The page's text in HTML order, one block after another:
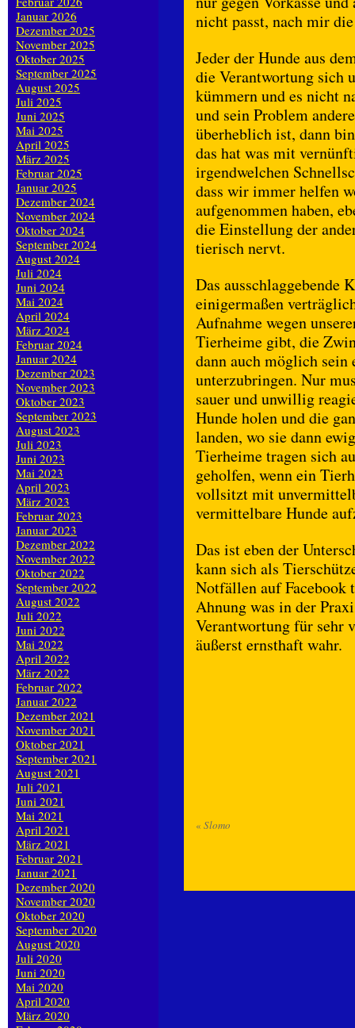
nicht passt, nach mir
Jeder der Hunde aus
die Verantwortung sich
kümmern und es nicht
und sein Problem
überheblich ist, dann
das hat was mit
irgendwelchen
dass wir immer helfen
aufgenommen haben,
die Einstellung der
tierisch nervt.
Das ausschlaggebende
einigermaßen
Aufnahme wegen
Tierheime gibt, die
dann auch möglich
unterzubringen. Nur
sauer und unwillig
Hunde holen und die
landen, wo sie dann
Tierheime tragen sich
geholfen, wenn ein
vollsitzt mit
vermittelbare Hunde
Das ist eben der
kann sich als
Notfällen auf Facebook
Ahnung was in der
Verantwortung für sehr
äußerst ernsthaft wahr.
« Slomo
Januar 2026
Dezember 2025
November 2025
Oktober 2025
September 2025
August 2025
Juli 2025
Juni 2025
Mai 2025
April 2025
März 2025
Februar 2025
Januar 2025
Dezember 2024
November 2024
Oktober 2024
September 2024
August 2024
Juli 2024
Juni 2024
Mai 2024
April 2024
März 2024
Februar 2024
Januar 2024
Dezember 2023
November 2023
Oktober 2023
September 2023
August 2023
Juli 2023
Juni 2023
Mai 2023
April 2023
März 2023
Februar 2023
Januar 2023
Dezember 2022
November 2022
Oktober 2022
September 2022
August 2022
Juli 2022
Juni 2022
Mai 2022
April 2022
März 2022
Februar 2022
Januar 2022
Dezember 2021
November 2021
Oktober 2021
September 2021
August 2021
Juli 2021
Juni 2021
Mai 2021
April 2021
März 2021
Februar 2021
Januar 2021
Dezember 2020
November 2020
Oktober 2020
September 2020
August 2020
Juli 2020
Juni 2020
Mai 2020
April 2020
März 2020